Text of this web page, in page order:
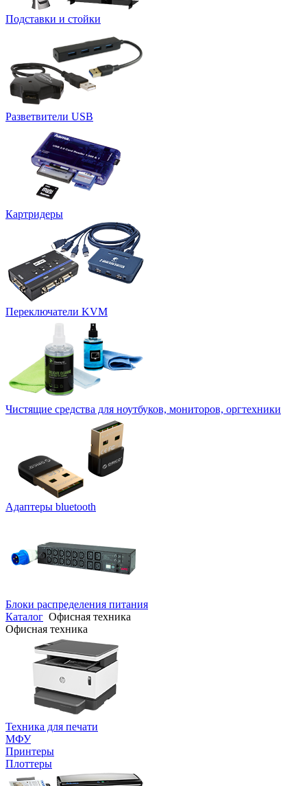
Подставки и стойки
Разветвители USB
Картридеры
Переключатели KVM
Чистящие средства для ноутбуков, мониторов, оргтехники
Адаптеры bluetooth
Блоки распределения питания
Каталог Офисная техника
Офисная техника
Техника для печати
МФУ
Принтеры
Плоттеры